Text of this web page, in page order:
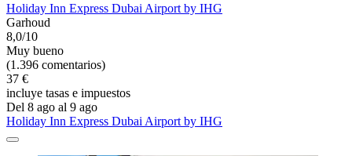
Holiday Inn Express Dubai Airport by IHG
Garhoud
8,0/10
Muy bueno
(1.396 comentarios)
37 €
incluye tasas e impuestos
Del 8 ago al 9 ago
Holiday Inn Express Dubai Airport by IHG